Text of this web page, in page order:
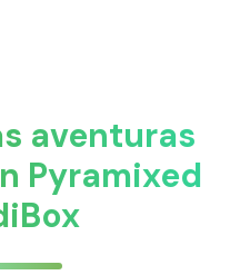
aventuras
Pyramixed